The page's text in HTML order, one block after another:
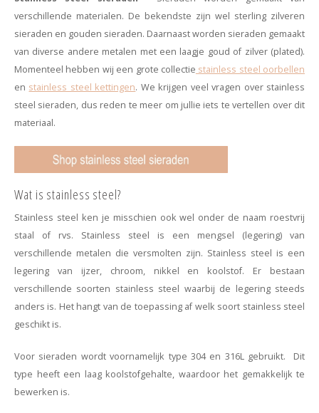
Minimalistische oorbellen
Statement oorbellen
Strass oorbellen
Suspender oorbellen
Bedels
Selected by influencers
Moon & Stars
Minimalism
Festival style
Sieradentrends 2025
Haarspelden strik
verschillende materialen. De bekendste zijn wel sterling zilveren
sieraden en gouden sieraden. Daarnaast worden sieraden gemaakt
van diverse andere metalen met een laagje goud of zilver (plated).
Momenteel hebben wij een grote collectie stainless steel oorbellen
en stainless steel kettingen. We krijgen veel vragen over stainless
steel sieraden, dus reden te meer om jullie iets te vertellen over dit
materiaal.
Wat is stainless steel?
Stainless steel ken je misschien ook wel onder de naam roestvrij
staal of rvs. Stainless steel is een mengsel (legering) van
verschillende metalen die versmolten zijn. Stainless steel is een
legering van ijzer, chroom, nikkel en koolstof. Er bestaan
verschillende soorten stainless steel waarbij de legering steeds
anders is. Het hangt van de toepassing af welk soort stainless steel
geschikt is.
Voor sieraden wordt voornamelijk type 304 en 316L gebruikt. Dit
type heeft een laag koolstofgehalte, waardoor het gemakkelijk te
bewerken is.